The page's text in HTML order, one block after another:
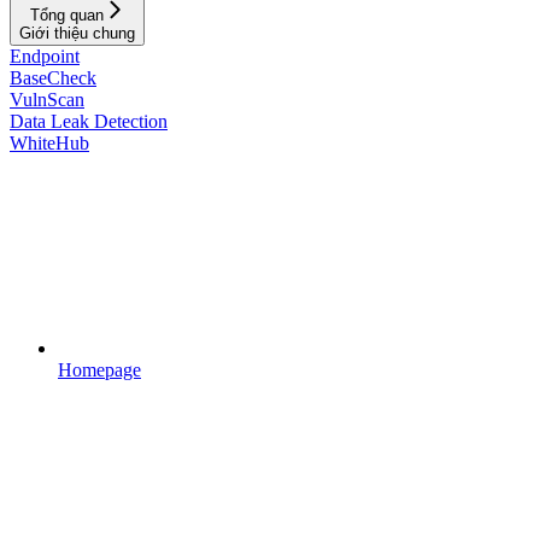
Tổng quan
Giới thiệu chung
Endpoint
BaseCheck
VulnScan
Data Leak Detection
WhiteHub
Homepage